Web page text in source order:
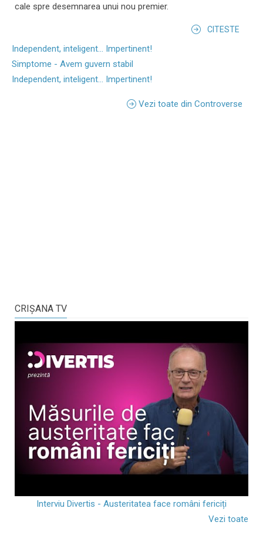
cale spre desemnarea unui nou premier.
CITESTE
Independent, inteligent... Impertinent!
Simptome - Avem guvern stabil
Independent, inteligent... Impertinent!
Vezi toate din Controverse
CRIŞANA TV
Interviu Divertis - Austeritatea face români fericiți
Vezi toate